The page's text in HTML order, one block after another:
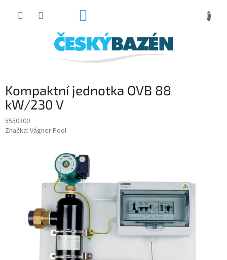
Kompaktní jednotka OVB 88
kW/230 V
5550300
Značka: Vágner Pool